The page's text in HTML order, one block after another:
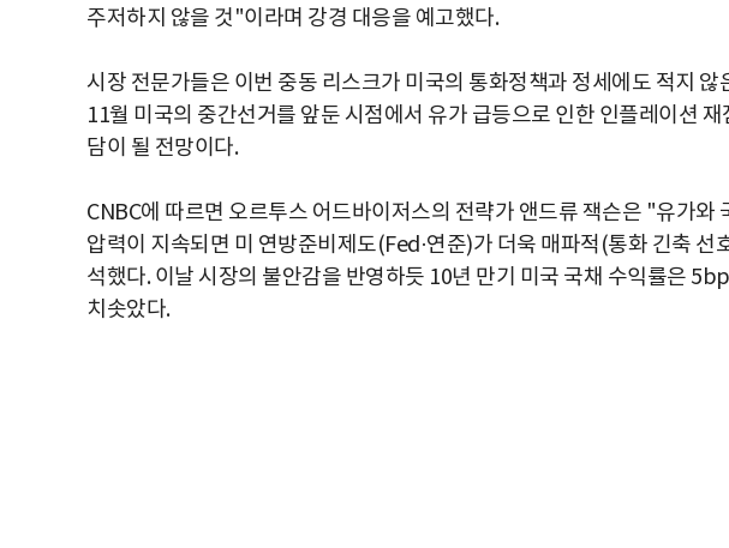
주저하지 않을 것"이라며 강경 대응을 예고했다.
시장 전문가들은 이번 중동 리스크가 미국의 통화정책과 정세에도 적지
11월 미국의 중간선거를 앞둔 시점에서 유가 급등으로 인한 인플레이션
담이 될 전망이다.
CNBC에 따르면 오르투스 어드바이저스의 전략가 앤드류 잭슨은 "유가와
압력이 지속되면 미 연방준비제도(Fed·연준)가 더욱 매파적(통화 긴축
석했다. 이날 시장의 불안감을 반영하듯 10년 만기 미국 국채 수익률은
치솟았다.